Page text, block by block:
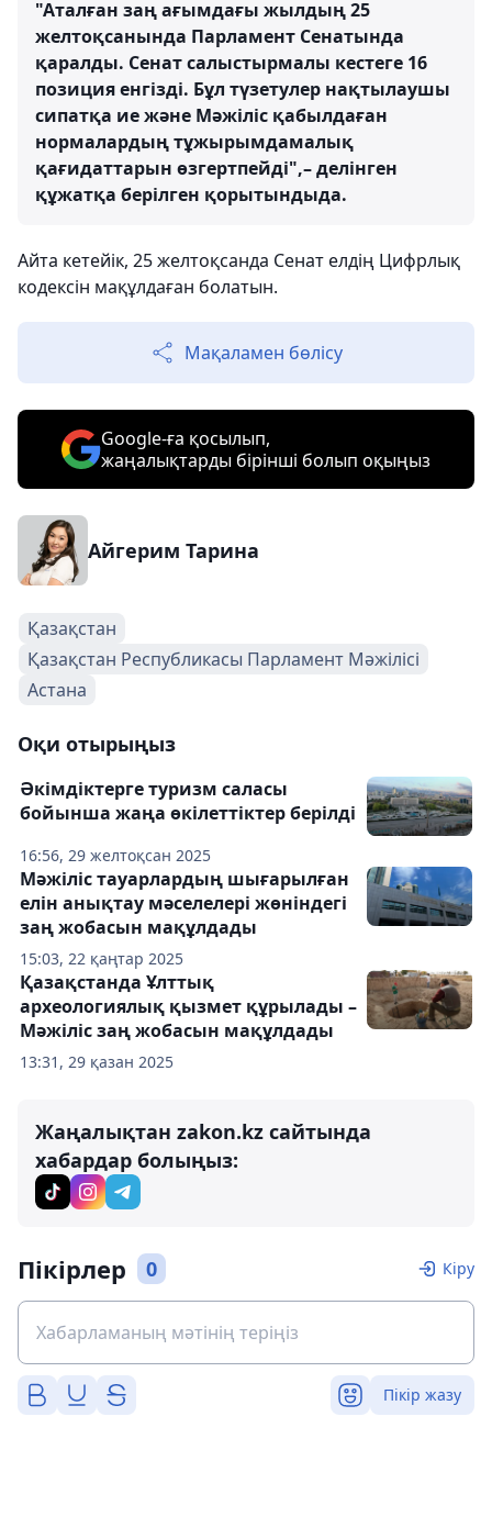
"Аталған заң ағымдағы жылдың 25
желтоқсанында Парламент Сенатында
қаралды. Сенат салыстырмалы кестеге 16
позиция енгізді. Бұл түзетулер нақтылаушы
сипатқа ие және Мәжіліс қабылдаған
нормалардың тұжырымдамалық
қағидаттарын өзгертпейді",– делінген
құжатқа берілген қорытындыда.
Айта кетейік, 25 желтоқсанда Сенат елдің Цифрлық
кодексін мақұлдаған болатын.
Мақаламен бөлісу
Google-ға қосылып,
жаңалықтарды бірінші болып оқыңыз
Айгерим Тарина
Қазақстан
Қазақстан Республикасы Парламент Мәжілісі
Астана
Оқи отырыңыз
16:56, 29 желтоқсан 2025
Әкімдіктерге туризм саласы
бойынша жаңа өкілеттіктер берілді
15:03, 22 қаңтар 2025
Мәжіліс тауарлардың шығарылған
елін анықтау мәселелері жөніндегі
заң жобасын мақұлдады
13:31, 29 қазан 2025
Қазақстанда Ұлттық
археологиялық қызмет құрылады –
Мәжіліс заң жобасын мақұлдады
Жаңалықтан zakon.kz сайтында
хабардар болыңыз:
Пікірлер 0 Кіру
Пікір жазу